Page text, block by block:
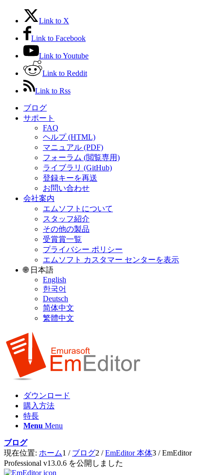
Link to X
Link to Facebook
Link to Youtube
Link to Reddit
Link to Rss
ブログ
サポート
FAQ
ヘルプ (HTML)
マニュアル (PDF)
フォーラム (閲覧専用)
ライブラリ (GitHub)
登録キーを再送
お問い合わせ
会社案内
エムソフトについて
スタッフ紹介
その他の製品
受賞賞一覧
プライバシー ポリシー
エムソフト カスタマー センターを表示
🌐 日本語
English
한국어
Deutsch
简体中文
繁體中文
ダウンロード
購入方法
特長
Menu Menu
ブログ
現在位置: ホーム1 / ブログ2 / EmEditor 本体3 / EmEditor
Professional v13.0.6 を公開しました